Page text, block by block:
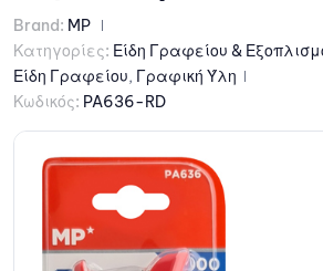
Brand: MP
Κατηγορίες: Είδη Γραφείου &
Είδη Γραφείου, Γραφική Ύλη
Κωδικός: PA636-RD